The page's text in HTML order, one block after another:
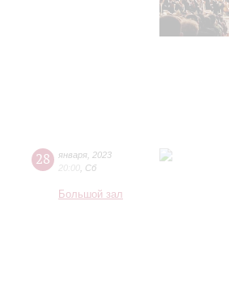
28 января 2023
20:00 Сб
Большой зал